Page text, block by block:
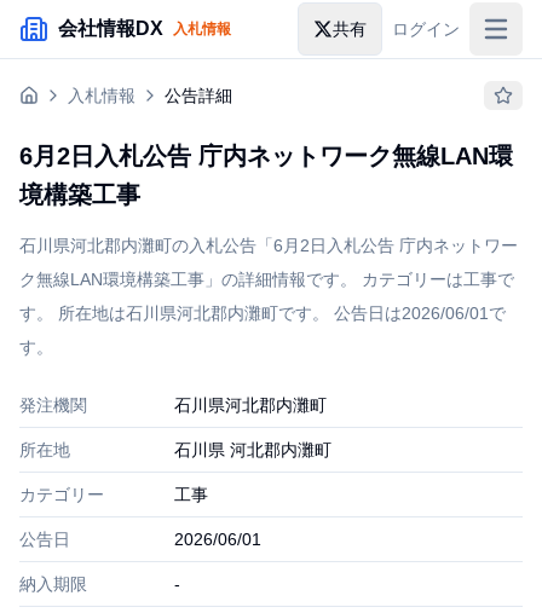
メインコンテンツにスキップ
会社情報DX 入札情報 共有 ログイン
入札情報
助成金・補助金
入札情報 公告詳細
6月2日入札公告 庁内ネットワーク無線LAN環
境構築工事
石川県河北郡内灘町の入札公告「6月2日入札公告 庁内ネットワー
ク無線LAN環境構築工事」の詳細情報です。 カテゴリーは工事で
す。 所在地は石川県河北郡内灘町です。 公告日は2026/06/01で
す。
発注機関 石川県河北郡内灘町
所在地 石川県 河北郡内灘町
カテゴリー 工事
公告日 2026/06/01
納入期限 -